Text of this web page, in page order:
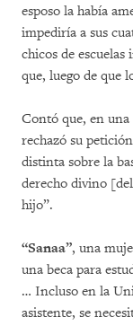
esposo la había
impediría a sus
chicos de
que, luego de que
Contó que, en una
rechazó su
distinta sobre la
derecho divino
hijo”.
“Sanaa”, una
una beca para
… Incluso en la
asistente, se